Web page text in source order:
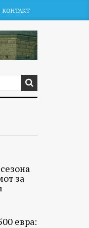
КОНТАКТ
за
евра: